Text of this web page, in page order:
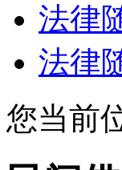
法律
法律
您当前